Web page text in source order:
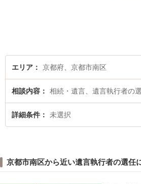
エリア 京都府、京都市南区
相談内容 相続・遺言、遺言執行者の
詳細条件 未選択
京都市南区から近い遺言執行者の選任